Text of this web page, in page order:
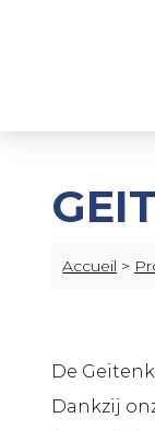
Accueil >
De
Dankzij